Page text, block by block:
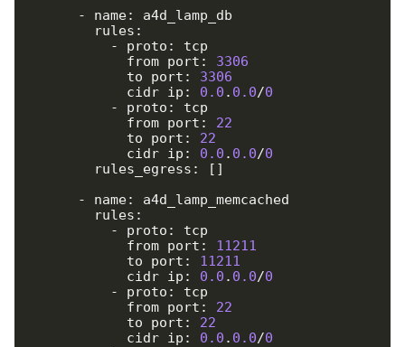
            from_port:
3306
            to_port:
3306
            cidr_ip:
0.0 . 0.0/0
            from_port:
22
            to_port:
22
            cidr_ip:
0.0 . 0.0/0
            from_port:
11211
            to_port:
11211
            cidr_ip:
0.0 . 0.0/0
            from_port:
22
            to_port:
22
            cidr_ip:
0.0 . 0.0/0